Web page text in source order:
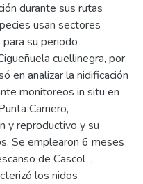
durante sus rutas
usan sectores
su periodo
cuellinegra, por
en analizar la nidificación
monitoreos in situ en
Carnero,
y reproductivo y su
Se emplearon 6 meses
de Cascol¨,
los nidos